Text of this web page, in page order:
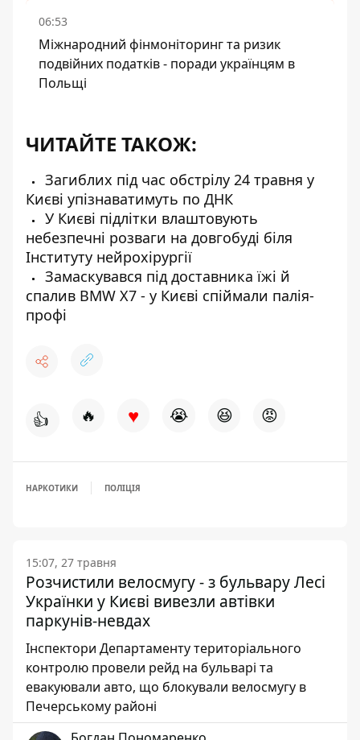
06:53
Міжнародний фінмоніторинг та ризик
подвійних податків - поради українцям в
Польщі
ЧИТАЙТЕ ТАКОЖ:
Загиблих під час обстрілу 24 травня у
Києві упізнаватимуть по ДНК
У Києві підлітки влаштовують
небезпечні розваги на довгобуді біля
Інституту нейрохірургії
Замаскувався під доставника їжі й
спалив BMW X7 - у Києві спіймали палія-
профі
👍 🔥 ♥ 😭 😆 😡
НАРКОТИКИ ПОЛІЦІЯ
15:07, 27 травня
Розчистили велосмугу - з бульвару Лесі
Українки у Києві вивезли автівки
паркунів-невдах
Інспектори Департаменту територіального
контролю провели рейд на бульварі та
евакуювали авто, що блокували велосмугу в
Печерському районі